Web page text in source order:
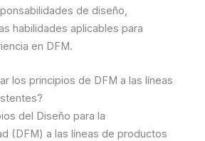
de diseño,
habilidades aplicables para
en DFM.
los principios de DFM a las líneas
del Diseño para la
(DFM) a las líneas de productos